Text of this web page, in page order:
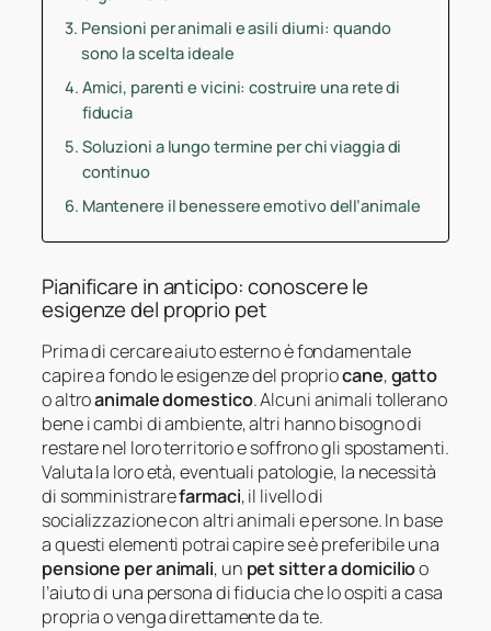
Pensioni per animali e asili diurni: quando
sono la scelta ideale
Amici, parenti e vicini: costruire una rete di
fiducia
Soluzioni a lungo termine per chi viaggia di
continuo
Mantenere il benessere emotivo dell’animale
Pianificare in anticipo: conoscere le
esigenze del proprio pet
Prima di cercare aiuto esterno è fondamentale
capire a fondo le esigenze del propriocane,gatto
o altroanimale domestico. Alcuni animali tollerano
bene i cambi di ambiente, altri hanno bisogno di
restare nel loro territorio e soffrono gli spostamenti.
Valuta la loro età, eventuali patologie, la necessità
di somministrarefarmaci, il livello di
socializzazione con altri animali e persone. In base
a questi elementi potrai capire se è preferibile una
pensione per animali, un pet sitter a domicilioo
l’aiuto di una persona di fiducia che lo ospiti a casa
propria o venga direttamente da te.